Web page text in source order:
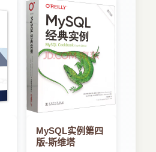
MySQL实例第四
版-斯维塔